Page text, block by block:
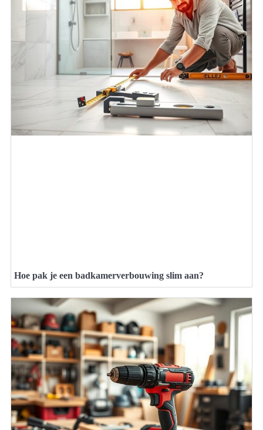
Hoe pak je een badkamerverbouwing slim aan?